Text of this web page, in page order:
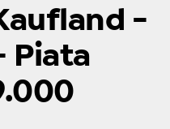
-
Piata